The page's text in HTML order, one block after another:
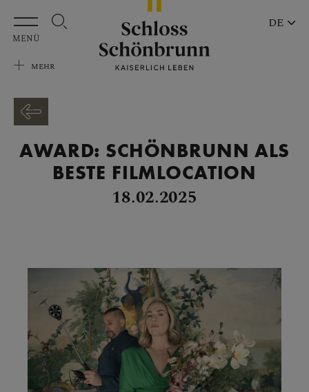
Zum Hauptinhalt springen
MENÜ
MEHR
DE
AWARD: SCHÖNBRUNN ALS
BESTE FILMLOCATION
18.02.2025